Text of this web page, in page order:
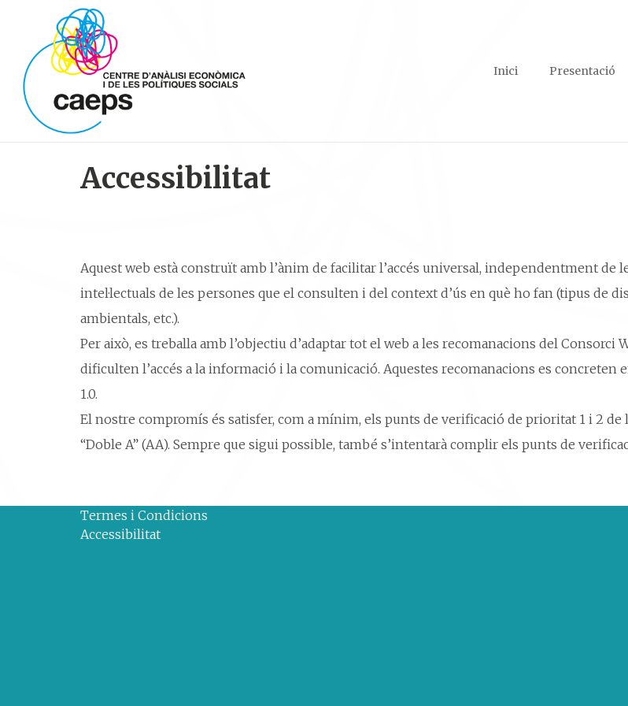
Inici Presentació
Accessibilitat
Aquest web està construït amb l’ànim de facilitar l’accés universal, independentment de
intel·lectuals de les persones que el consulten i del context d’ús en què ho fan (tipus de
ambientals, etc.).
Per això, es treballa amb l’objectiu d’adaptar tot el web a les recomanacions del Consorci
dificulten l’accés a la informació i la comunicació. Aquestes recomanacions es concreten
1.0.
El nostre compromís és satisfer, com a mínim, els punts de verificació de prioritat 1 i 2
“Doble A” (AA). Sempre que sigui possible, també s’intentarà complir els punts de
Termes i Condicions
Accessibilitat